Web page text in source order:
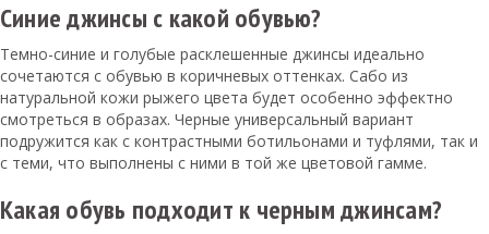
Синие джинсы с какой обувью?
Темно-синие и голубые расклешенные джинсы идеально
сочетаются с обувью в коричневых оттенках. Сабо из
натуральной кожи рыжего цвета будет особенно эффектно
смотреться в образах. Черные универсальный вариант
подружится как с контрастными ботильонами и туфлями, так и
с теми, что выполнены с ними в той же цветовой гамме.
Какая обувь подходит к черным джинсам?